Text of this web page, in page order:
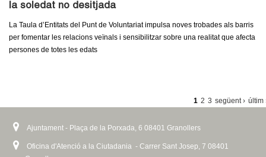
la soledat no desitjada
La Taula d’Entitats del Punt de Voluntariat impulsa noves trobades als barris
per fomentar les relacions veïnals i sensibilitzar sobre una realitat que afecta
persones de totes les edats
G
1 2 3 següent › últim
Ajuntament - Plaça de la Porxada, 6 08401 Granollers
Oficina d'Atenció a la Ciutadania - Carrer Sant Josep, 7 08401